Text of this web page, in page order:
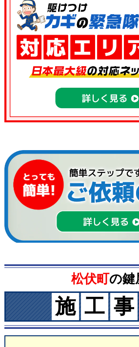
松伏町の鍵
施 工 事